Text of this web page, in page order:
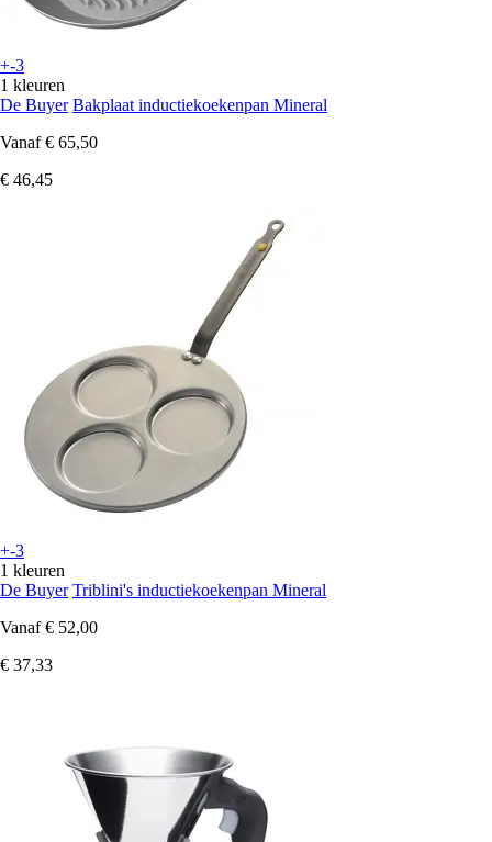
+-3
1 kleuren
De Buyer Bakplaat inductiekoekenpan Mineral
Vanaf € 65,50
€ 46,45
+-3
1 kleuren
De Buyer Triblini's inductiekoekenpan Mineral
Vanaf € 52,00
€ 37,33